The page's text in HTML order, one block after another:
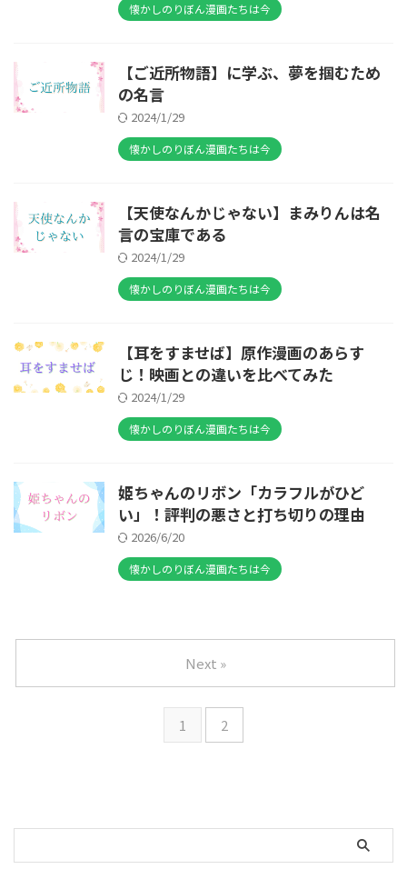
懐かしのりぼん漫画たちは今
【ご近所物語】に学ぶ、夢を掴むため
の名言
2024/1/29
懐かしのりぼん漫画たちは今
【天使なんかじゃない】まみりんは名
言の宝庫である
2024/1/29
懐かしのりぼん漫画たちは今
【耳をすませば】原作漫画のあらす
じ！映画との違いを比べてみた
2024/1/29
懐かしのりぼん漫画たちは今
姫ちゃんのリボン「カラフルがひど
い」！評判の悪さと打ち切りの理由
2026/6/20
懐かしのりぼん漫画たちは今
1 2
Next »